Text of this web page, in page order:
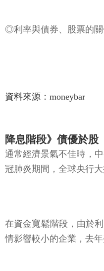
◎利率與債券、股票的關
資料來源：moneybar
降息階段》債優於股
通常經濟景氣不佳時，
冠肺炎期間，全球央行
在資金寬鬆階段，由於
情影響較小的企業，去